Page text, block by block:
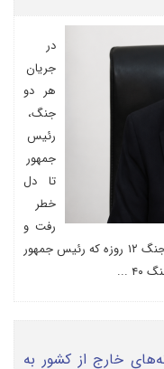
در
جریان
هر دو
جنگ،
رئیس
جمهور
تا دل
خطر
رفت و
پس از تهاجم دشمن به شورای امنیت ملی در جنگ ۱۲ روزه که رئیس جمهور
...
خارج از کشور به